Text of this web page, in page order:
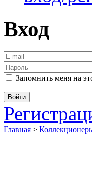
Вход
Запомнить меня на
Главная >